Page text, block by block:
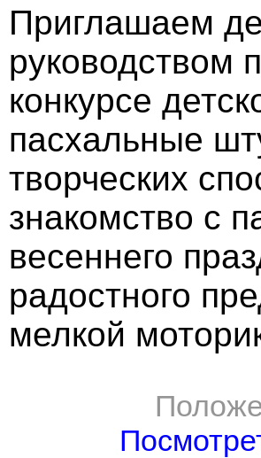
Приглашаем
руководством
конкурсе
пасхальные
творческих
знакомство с
весеннего
радостного
мелкой